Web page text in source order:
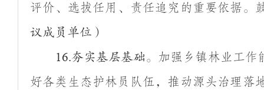
评价、选拔任用、责任追究的重要依据。
议成员单位）
16.夯实基层基础。 加强乡镇林业工作
好各类生态护林员队伍，推动源头治理落